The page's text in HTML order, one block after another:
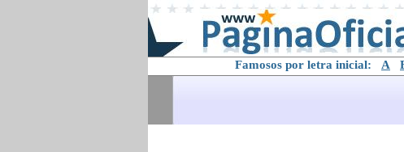
Famosos por letra inicial: A